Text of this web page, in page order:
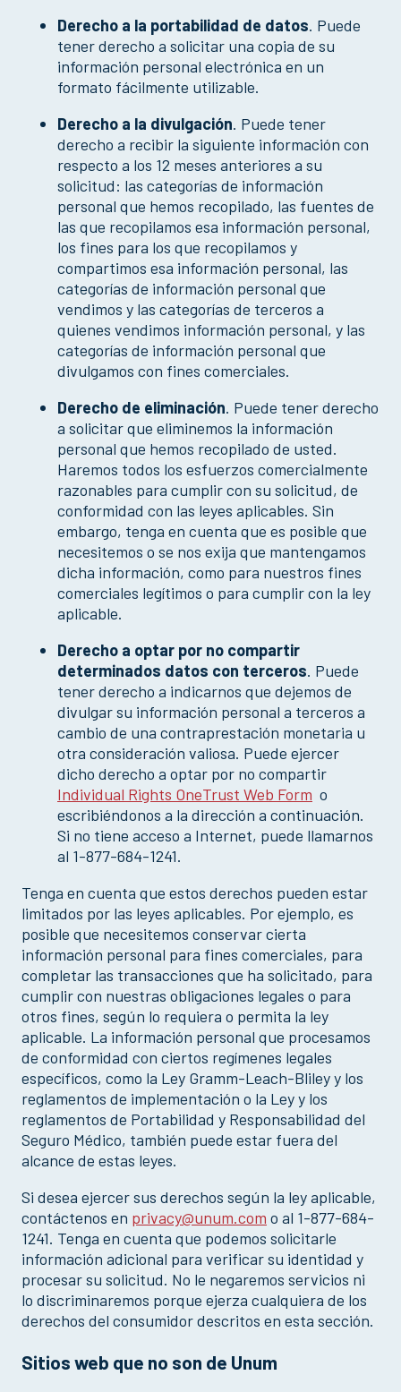
Derecho a la portabilidad de datos. Puede
tener derecho a solicitar una copia de su
información personal electrónica en un
formato fácilmente utilizable.
Derecho a la divulgación. Puede tener
derecho a recibir la siguiente información con
respecto a los 12 meses anteriores a su
solicitud: las categorías de información
personal que hemos recopilado, las fuentes de
las que recopilamos esa información personal,
los fines para los que recopilamos y
compartimos esa información personal, las
categorías de información personal que
vendimos y las categorías de terceros a
quienes vendimos información personal, y las
categorías de información personal que
divulgamos con fines comerciales.
Derecho de eliminación. Puede tener derecho
a solicitar que eliminemos la información
personal que hemos recopilado de usted.
Haremos todos los esfuerzos comercialmente
razonables para cumplir con su solicitud, de
conformidad con las leyes aplicables. Sin
embargo, tenga en cuenta que es posible que
necesitemos o se nos exija que mantengamos
dicha información, como para nuestros fines
comerciales legítimos o para cumplir con la ley
aplicable.
Derecho a optar por no compartir
determinados datos con terceros. Puede
tener derecho a indicarnos que dejemos de
divulgar su información personal a terceros a
cambio de una contraprestación monetaria u
otra consideración valiosa. Puede ejercer
dicho derecho a optar por no compartir
Individual Rights OneTrust Web Form o
escribiéndonos a la dirección a continuación.
Si no tiene acceso a Internet, puede llamarnos
al 1-877-684-1241.
Tenga en cuenta que estos derechos pueden estar
limitados por las leyes aplicables. Por ejemplo, es
posible que necesitemos conservar cierta
información personal para fines comerciales, para
completar las transacciones que ha solicitado, para
cumplir con nuestras obligaciones legales o para
otros fines, según lo requiera o permita la ley
aplicable. La información personal que procesamos
de conformidad con ciertos regímenes legales
específicos, como la Ley Gramm-Leach-Bliley y los
reglamentos de implementación o la Ley y los
reglamentos de Portabilidad y Responsabilidad del
Seguro Médico, también puede estar fuera del
alcance de estas leyes.
Si desea ejercer sus derechos según la ley aplicable,
contáctenos en privacy@unum.com o al 1-877-684-
1241. Tenga en cuenta que podemos solicitarle
información adicional para verificar su identidad y
procesar su solicitud. No le negaremos servicios ni
lo discriminaremos porque ejerza cualquiera de los
derechos del consumidor descritos en esta sección.
Sitios web que no son de Unum